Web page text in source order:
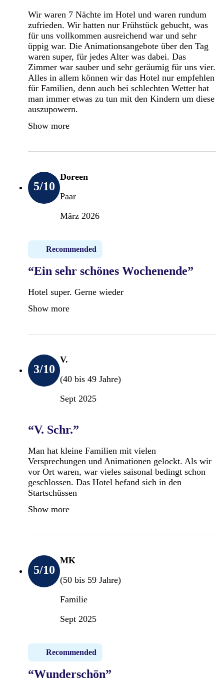
Wir waren 7 Nächte im Hotel und waren rundum
zufrieden. Wir hatten nur Frühstück gebucht, was
für uns vollkommen ausreichend war und sehr
üppig war. Die Animationsangebote über den Tag
waren super, für jedes Alter was dabei. Das
Zimmer war sauber und sehr geräumig für uns vier.
Alles in allem können wir das Hotel nur empfehlen
für Familien, denn auch bei schlechten Wetter hat
man immer etwas zu tun mit den Kindern um diese
auszupowern.
Show more
5/10
Doreen
Paar
März 2026
Recommended
“Ein sehr schönes Wochenende”
Hotel super. Gerne wieder
Show more
3/10
V.
(40 bis 49 Jahre)
Sept 2025
“V. Schr.”
Man hat kleine Familien mit vielen
Versprechungen und Animationen gelockt. Als wir
vor Ort waren, war vieles saisonal bedingt schon
geschlossen. Das Hotel befand sich in den
Startschüssen
Show more
5/10
MK
(50 bis 59 Jahre)
Familie
Sept 2025
Recommended
“Wunderschön”